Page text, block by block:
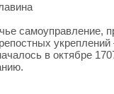
самоуправление,
в октябре